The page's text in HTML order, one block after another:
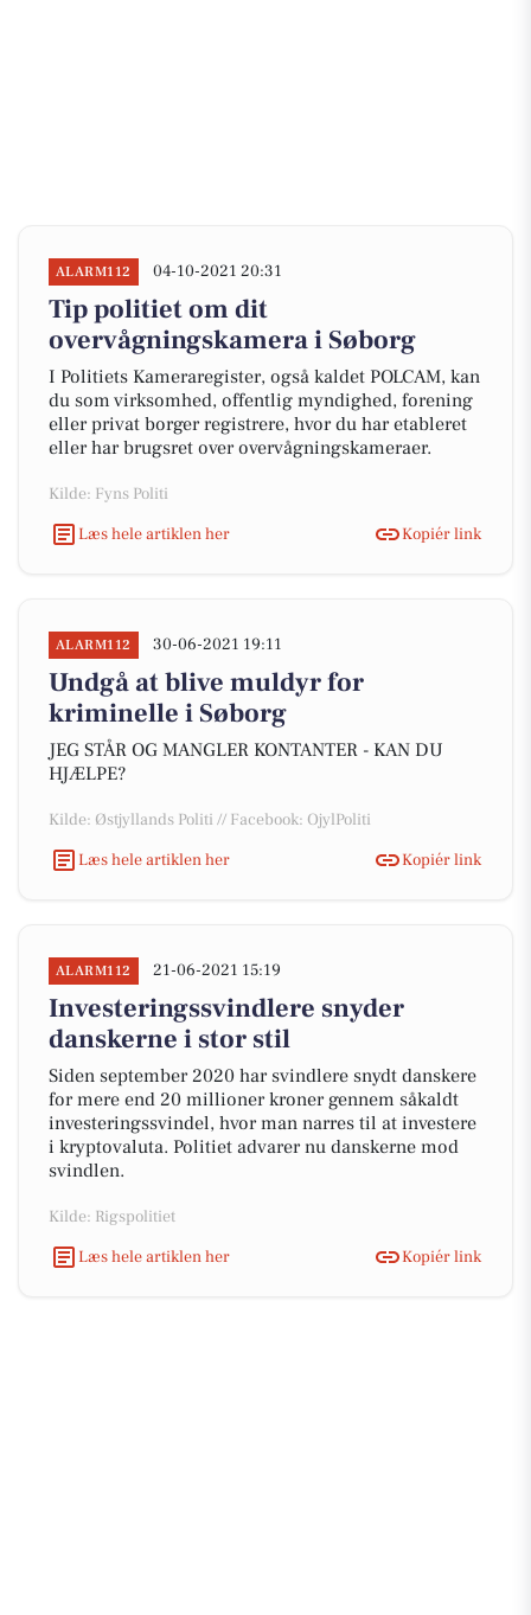
ALARM112 04-10-2021 20:31
Tip politiet om dit
overvågningskamera i Søborg
I Politiets Kameraregister, også kaldet POLCAM, kan
du som virksomhed, offentlig myndighed, forening
eller privat borger registrere, hvor du har etableret
eller har brugsret over overvågningskameraer.
Kilde: Fyns Politi
Læs hele artiklen her
Kopiér link
ALARM112 30-06-2021 19:11
Undgå at blive muldyr for
kriminelle i Søborg
JEG STÅR OG MANGLER KONTANTER - KAN DU
HJÆLPE?
Kilde: Østjyllands Politi // Facebook: OjylPoliti
Læs hele artiklen her
Kopiér link
ALARM112 21-06-2021 15:19
Investeringssvindlere snyder
danskerne i stor stil
Siden september 2020 har svindlere snydt danskere
for mere end 20 millioner kroner gennem såkaldt
investeringssvindel, hvor man narres til at investere
i kryptovaluta. Politiet advarer nu danskerne mod
svindlen.
Kilde: Rigspolitiet
Læs hele artiklen her
Kopiér link